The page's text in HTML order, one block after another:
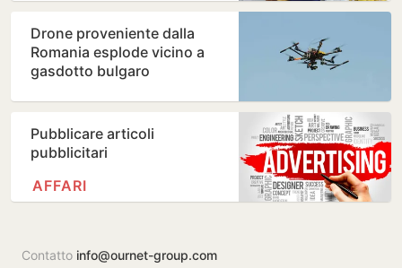
Drone proveniente dalla
Romania esplode vicino a
gasdotto bulgaro
Pubblicare articoli
pubblicitari
AFFARI
Contatto info@ournet-group.com